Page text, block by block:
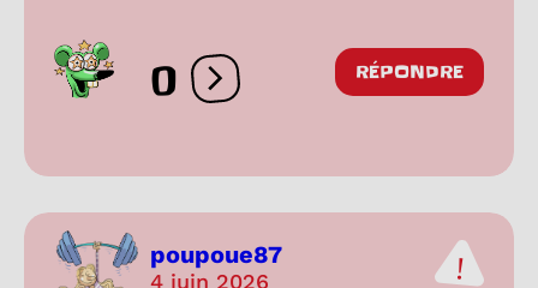
0 Ouvrir les réactions
RÉPONDRE
poupoue87
4 juin 2026